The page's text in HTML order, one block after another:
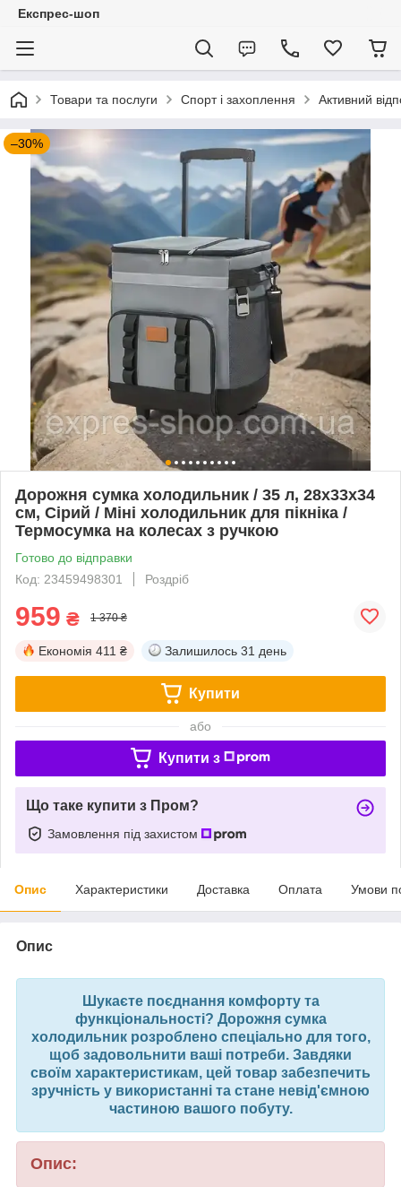
Експрес-шоп
Товари та послуги Спорт і захоплення Активний
–30%
Дорожня сумка холодильник / 35 л, 28х33х34
см, Сірий / Міні холодильник для пікніка /
Термосумка на колесах з ручкою
Готово до відправки
Код: 23459498301
Роздріб
959 ₴ 1 370 ₴
Економія 411 ₴ Залишилось 31 день
Купити
або
Купити з
Що таке купити з Пром?
Замовлення під захистом
Опис Характеристики Доставка Оплата Умови
Опис
Шукаєте поєднання комфорту та
функціональності? Дорожня сумка
холодильник розроблено спеціально для того,
щоб задовольнити ваші потреби. Завдяки
своїм характеристикам, цей товар забезпечить
зручність у використанні та стане невід'ємною
частиною вашого побуту.
Опис: